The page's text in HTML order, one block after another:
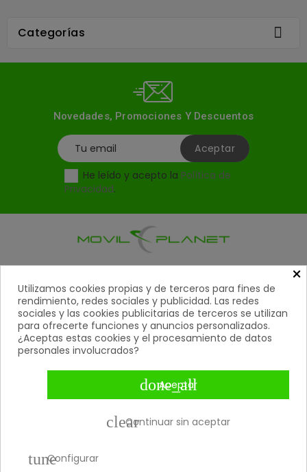
Categorías 
Novedades, Promociones Y Descuentos
He leído y acepto la Política de
Privacidad.
Ayuda 
Mi Cuenta
Contacto 
Métodos De Pago 
×
Utilizamos cookies propias y de terceros para fines de
rendimiento, redes sociales y publicidad. Las redes
sociales y las cookies publicitarias de terceros se utilizan
para ofrecerte funciones y anuncios personalizados.
¿Aceptas estas cookies y el procesamiento de datos
personales involucrados?
done_all
Aceptar
clearContinuar sin aceptar
tuneConfigurar